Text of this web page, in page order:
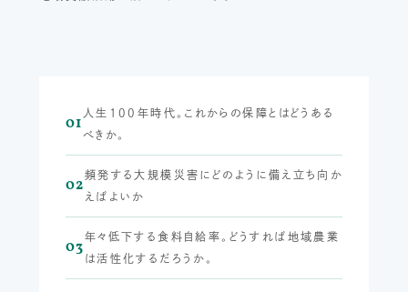
01
人生100年時代。これからの保障とはどうある
べきか。
02
頻発する大規模災害にどのように備え立ち向か
えばよいか
03
年々低下する食料自給率。どうすれば地域農業
は活性化するだろうか。